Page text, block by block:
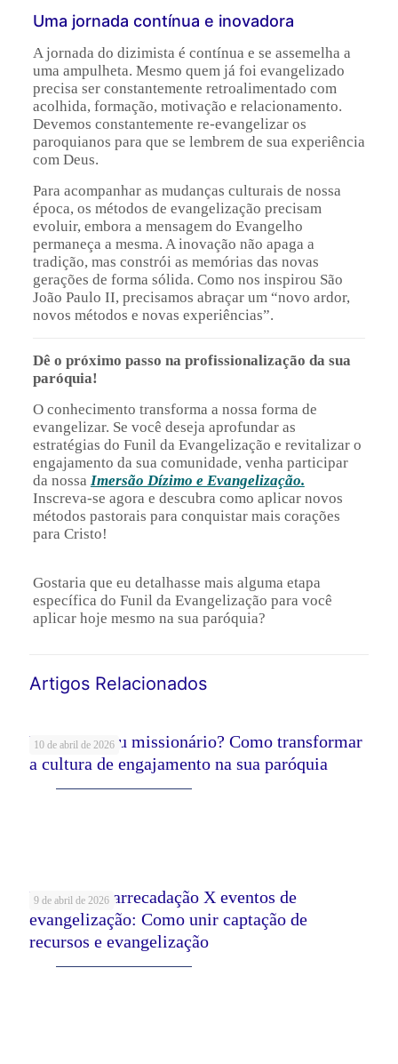
Uma jornada contínua e inovadora
A jornada do dizimista é contínua e se assemelha a
uma ampulheta. Mesmo quem já foi evangelizado
precisa ser constantemente retroalimentado com
acolhida, formação, motivação e relacionamento.
Devemos constantemente re-evangelizar os
paroquianos para que se lembrem de sua experiência
com Deus.
Para acompanhar as mudanças culturais de nossa
época, os métodos de evangelização precisam
evoluir, embora a mensagem do Evangelho
permaneça a mesma. A inovação não apaga a
tradição, mas constrói as memórias das novas
gerações de forma sólida. Como nos inspirou São
João Paulo II, precisamos abraçar um “novo ardor,
novos métodos e novas experiências”.
Dê o próximo passo na profissionalização da sua
paróquia!
O conhecimento transforma a nossa forma de
evangelizar. Se você deseja aprofundar as
estratégias do Funil da Evangelização e revitalizar o
engajamento da sua comunidade, venha participar
da nossa Imersão Dízimo e Evangelização.
Inscreva-se agora e descubra como aplicar novos
métodos pastorais para conquistar mais corações
para Cristo!
Gostaria que eu detalhasse mais alguma etapa
específica do Funil da Evangelização para você
aplicar hoje mesmo na sua paróquia?
Artigos Relacionados
10 de abril de 2026
Voluntário ou missionário? Como transformar
a cultura de engajamento na sua paróquia
9 de abril de 2026
Eventos de arrecadação X eventos de
evangelização: Como unir captação de
recursos e evangelização